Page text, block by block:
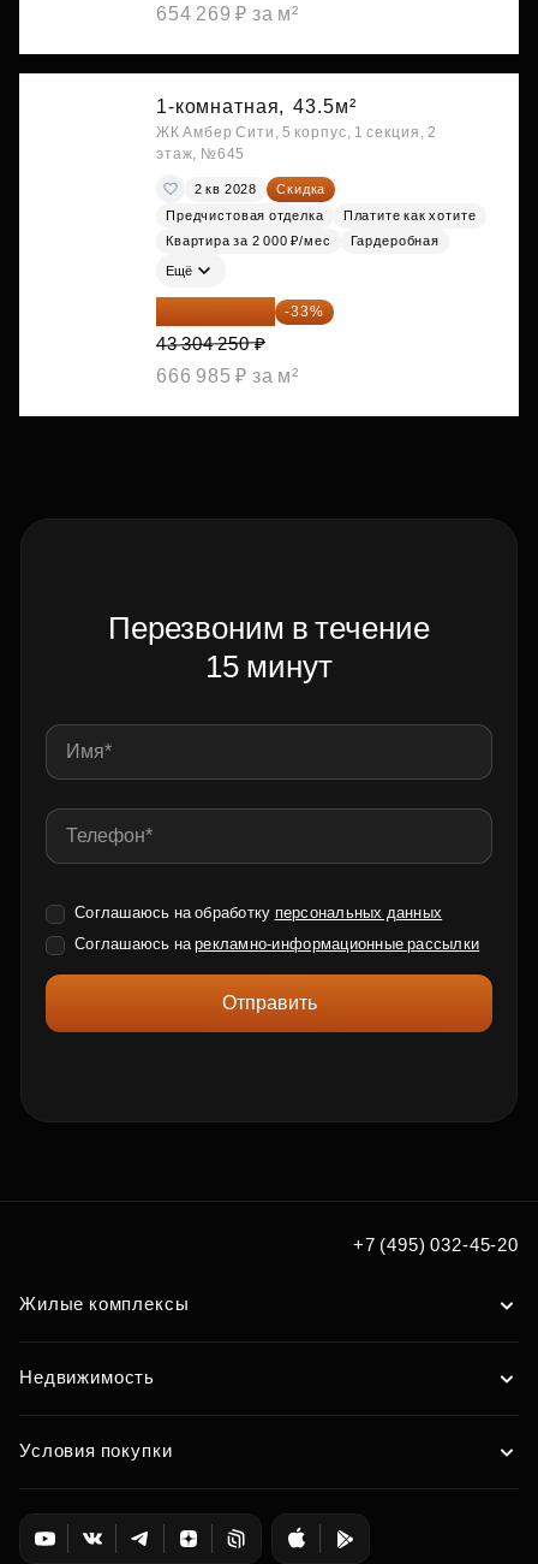
654 269 ₽ за м²
1-комнатная, 43.5м²
ЖК Амбер Сити, 5 корпус, 1 секция, 2
этаж, №645
2 кв 2028
Скидка
Предчистовая отделка
Платите как хотите
Квартира за 2 000 ₽/мес
Гардеробная
Ещё
29 013 848 ₽ -33%
43 304 250 ₽
666 985 ₽ за м²
Перезвоним в течение
15 минут
Соглашаюсь на обработку персональных данных
Соглашаюсь нарекламно-информационные рассылки
Отправить
+7 (495) 032-45-20
Жилые комплексы
Недвижимость
Условия покупки